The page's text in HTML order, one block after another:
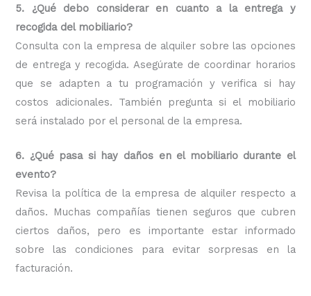
5. ¿Qué debo considerar en cuanto a la entrega y
recogida del mobiliario?
Consulta con la empresa de alquiler sobre las opciones
de entrega y recogida. Asegúrate de coordinar horarios
que se adapten a tu programación y verifica si hay
costos adicionales. También pregunta si el mobiliario
será instalado por el personal de la empresa.
6. ¿Qué pasa si hay daños en el mobiliario durante el
evento?
Revisa la política de la empresa de alquiler respecto a
daños. Muchas compañías tienen seguros que cubren
ciertos daños, pero es importante estar informado
sobre las condiciones para evitar sorpresas en la
facturación.